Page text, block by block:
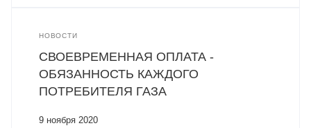
НОВОСТИ
СВОЕВРЕМЕННАЯ ОПЛАТА -
ОБЯЗАННОСТЬ КАЖДОГО
ПОТРЕБИТЕЛЯ ГАЗА
9 ноября 2020